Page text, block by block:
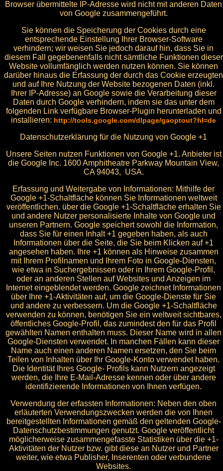
Browser übermittelte IP-Adresse wird nicht mit anderen Daten
von Google zusammengeführt.
Sie können die Speicherung der Cookies durch eine
entsprechende Einstellung Ihrer Browser-Software
verhindern; wir weisen Sie jedoch darauf hin, dass Sie in
diesem Fall gegebenenfalls nicht sämtliche Funktionen dieser
Website vollumfänglich werden nutzen können. Sie können
darüber hinaus die Erfassung der durch das Cookie erzeugten
und auf Ihre Nutzung der Website bezogenen Daten (inkl.
Ihrer IP-Adresse) an Google sowie die Verarbeitung dieser
Daten durch Google verhindern, indem sie das unter dem
folgenden Link verfügbare Browser-Plugin herunterladen und
installieren: http://tools.google.com/dlpage/gaoptout?hl=de
Datenschutzerklärung für die Nutzung von Google +1
Unsere Seiten nutzen Funktionen von Google +1. Anbieter ist
die Google Inc. 1600 Amphitheatre Parkway Mountain View,
CA 94043, USA.
Erfassung und Weitergabe von Informationen: Mithilfe der
Google +1-Schaltfläche können Sie Informationen weltweit
veröffentlichen. über die Google +1-Schaltfläche erhalten Sie
und andere Nutzer personalisierte Inhalte von Google und
unseren Partnern. Google speichert sowohl die Information,
dass Sie für einen Inhalt +1 gegeben haben, als auch
Informationen über die Seite, die Sie beim Klicken auf +1
angesehen haben. Ihre +1 können als Hinweise zusammen
mit Ihrem Profilnamen und Ihrem Foto in Google-Diensten,
wie etwa in Suchergebnissen oder in Ihrem Google-Profil,
oder an anderen Stellen auf Websites und Anzeigen im
Internet eingeblendet werden. Google zeichnet Informationen
über Ihre +1-Aktivitäten auf, um die Google-Dienste für Sie
und andere zu verbessern. Um die Google +1-Schaltfläche
verwenden zu können, benötigen Sie ein weltweit sichtbares,
öffentliches Google-Profil, das zumindest den für das Profil
gewählten Namen enthalten muss. Dieser Name wird in allen
Google-Diensten verwendet. In manchen Fällen kann dieser
Name auch einen anderen Namen ersetzen, den Sie beim
Teilen von Inhalten über Ihr Google-Konto verwendet haben.
Die Identität Ihres Google- Profils kann Nutzern angezeigt
werden, die Ihre E-Mail-Adresse kennen oder über andere
identifizierende Informationen von Ihnen verfügen.
Verwendung der erfassten Informationen: Neben den oben
erläuterten Verwendungszwecken werden die von Ihnen
bereitgestellten Informationen gemäß den geltenden Google-
Datenschutzbestimmungen genutzt. Google veröffentlicht
möglicherweise zusammengefasste Statistiken über die +1-
Aktivitäten der Nutzer bzw. gibt diese an Nutzer und Partner
weiter, wie etwa Publisher, Inserenten oder verbundene
Websites.